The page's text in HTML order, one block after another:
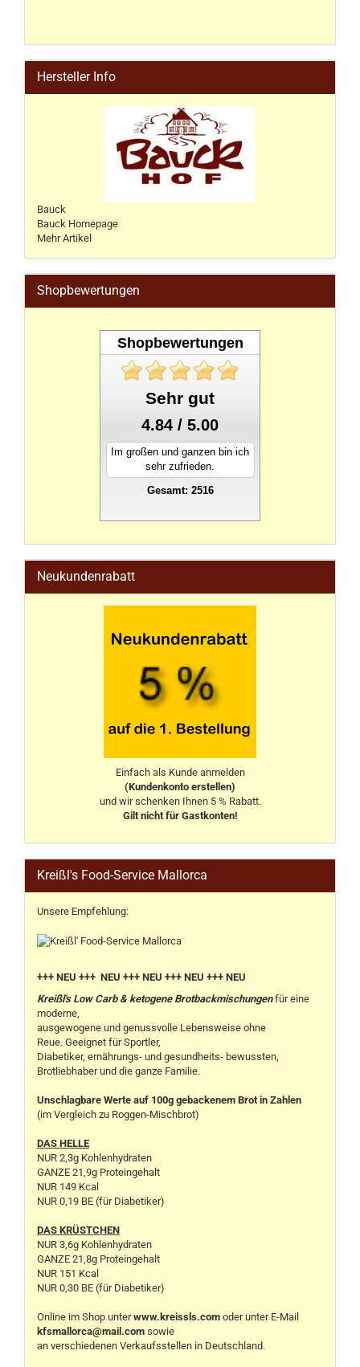
Hersteller Info
Bauck
Bauck Homepage
Mehr Artikel
Shopbewertungen
Shopbewertungen
Sehr gut
4.84 / 5.00
Im großen und ganzen bin ich
sehr zufrieden.
Gesamt: 2516
Neukundenrabatt
Einfach als Kunde anmelden
(Kundenkonto erstellen)
und wir schenken Ihnen 5 % Rabatt.
Gilt nicht für Gastkonten!
Kreißl's Food-Service Mallorca
Unsere Empfehlung:
+++ NEU +++ NEU +++ NEU +++ NEU +++ NEU
Kreißl's Low Carb & ketogene Brotbackmischungenfür eine
moderne,
ausgewogene und genussvolle Lebensweise ohne
Reue. Geeignet für Sportler,
Diabetiker, ernährungs- und gesundheits- bewussten,
Brotliebhaber und die ganze Familie.
Unschlagbare Werte auf 100g gebackenem Brot in Zahlen
(im Vergleich zu Roggen-Mischbrot)
DAS HELLE
NUR 2,3g Kohlenhydraten
GANZE 21,9g Proteingehalt
NUR 149 Kcal
NUR 0,19 BE (für Diabetiker)
DAS KRÜSTCHEN
NUR 3,6g Kohlenhydraten
GANZE 21,8g Proteingehalt
NUR 151 Kcal
NUR 0,30 BE (für Diabetiker)
Online im Shop unterwww.kreissls.com oder unter E-Mail
kfsmallorca@mail.com sowie
an verschiedenen Verkaufsstellen in Deutschland.